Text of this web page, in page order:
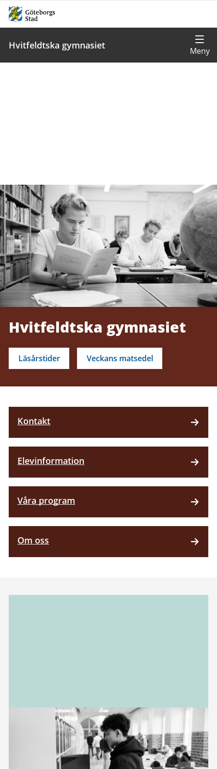
Hvitfeldtska gymnasiet
Hvitfeldtska gymnasiet
Läsårstider Veckans matsedel
Kontakt
Elevinformation
Våra program
Om oss